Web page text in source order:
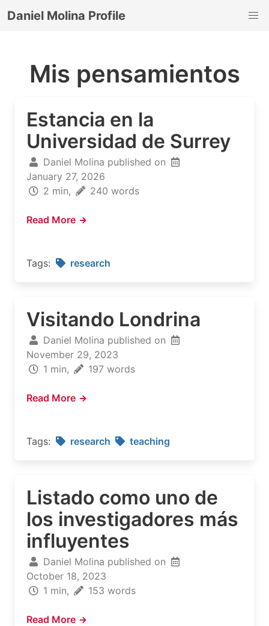
Daniel Molina Profile
Mis pensamientos
Estancia en la
Universidad de Surrey
Daniel Molina published on
January 27, 2026
2 min,
240 words
Read More
Tags: research
Visitando Londrina
Daniel Molina published on
November 29, 2023
1 min,
197 words
Read More
Tags: research teaching
Listado como uno de
los investigadores más
influyentes
Daniel Molina published on
October 18, 2023
1 min,
153 words
Read More